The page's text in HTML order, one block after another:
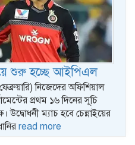
শুরু হচ্ছে আইপিএল
নিজেদের অফিশিয়াল
প্রথম ১৬ দিনের সূচি
ম্যাচ হবে চেন্নাইয়ের
read more